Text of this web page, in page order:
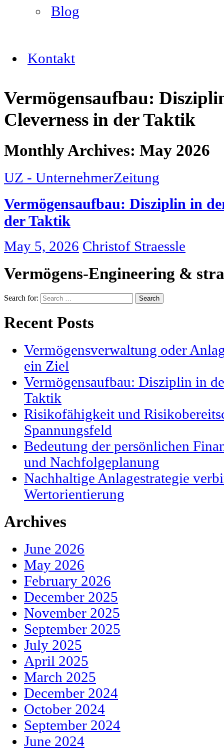
Blog
Kontakt
Vermögensaufbau:
Cleverness in der Taktik
Monthly Archives: May 2026
UZ - UnternehmerZeitung
Vermögensaufbau: Disziplin in
der Taktik
May 5, 2026 Christof Straessle
Vermögens-Engineering &
Search for:
Recent Posts
Vermögensverwaltung oder
ein Ziel
Vermögensaufbau: Disziplin in
Taktik
Risikofähigkeit und
Spannungsfeld
Bedeutung der persönlichen
und Nachfolgeplanung
Nachhaltige Anlagestrategie
Wertorientierung
Archives
June 2026
May 2026
February 2026
December 2025
November 2025
September 2025
July 2025
April 2025
March 2025
December 2024
October 2024
September 2024
June 2024